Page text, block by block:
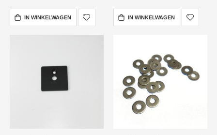
IN WINKELWAGEN IN WINKELWAGEN